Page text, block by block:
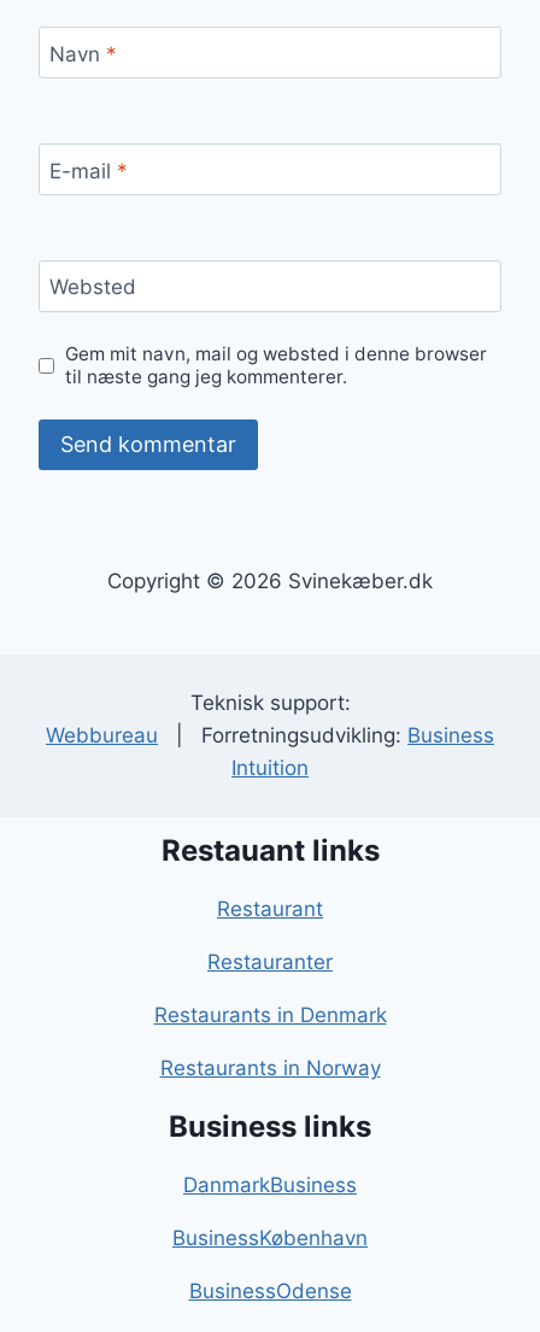
Navn *
E-mail *
Websted
Gem mit navn, mail og websted i denne browser
til næste gang jeg kommenterer.
Copyright © 2026 Svinekæber.dk
Teknisk support:
Webbureau | Forretningsudvikling: Business
Intuition
Restauant links
Restaurant
Restauranter
Restaurants in Denmark
Restaurants in Norway
Business links
DanmarkBusiness
BusinessKøbenhavn
BusinessOdense